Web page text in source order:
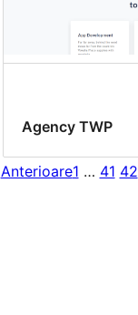
Agency TWP
Anterioare1 … 41 42